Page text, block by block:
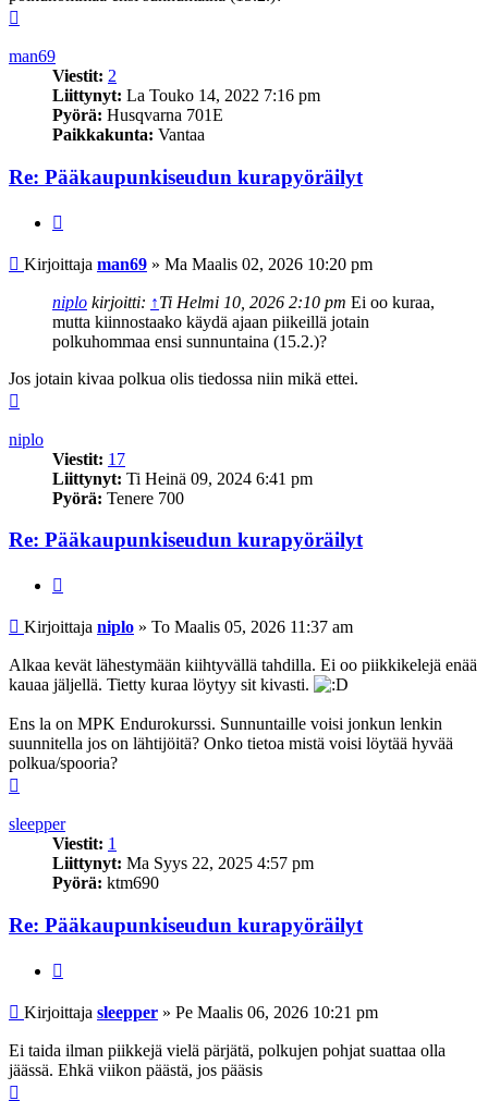
man69
Viestit: 2
Liittynyt: La Touko 14, 2022 7:16 pm
Pyörä: Husqvarna 701E
Paikkakunta: Vantaa
Re: Pääkaupunkiseudun kurapyöräilyt
Viesti
Kirjoittaja man69 » Ma Maalis 02, 2026 10:20 pm
niplo kirjoitti: ↑Ti Helmi 10, 2026 2:10 pm Ei oo kuraa,
mutta kiinnostaako käydä ajaan piikeillä jotain
polkuhommaa ensi sunnuntaina (15.2.)?
Jos jotain kivaa polkua olis tiedossa niin mikä ettei.
niplo
Viestit: 17
Liittynyt: Ti Heinä 09, 2024 6:41 pm
Pyörä: Tenere 700
Re: Pääkaupunkiseudun kurapyöräilyt
Viesti
Kirjoittaja niplo » To Maalis 05, 2026 11:37 am
Alkaa kevät lähestymään kiihtyvällä tahdilla. Ei oo piikkikelejä enää
kauaa jäljellä. Tietty kuraa löytyy sit kivasti.
Ens la on MPK Endurokurssi. Sunnuntaille voisi jonkun lenkin
suunnitella jos on lähtijöitä? Onko tietoa mistä voisi löytää hyvää
polkua/spooria?
sleepper
Viestit: 1
Liittynyt: Ma Syys 22, 2025 4:57 pm
Pyörä: ktm690
Re: Pääkaupunkiseudun kurapyöräilyt
Viesti
Kirjoittaja sleepper » Pe Maalis 06, 2026 10:21 pm
Ei taida ilman piikkejä vielä pärjätä, polkujen pohjat suattaa olla
jäässä. Ehkä viikon päästä, jos pääsis